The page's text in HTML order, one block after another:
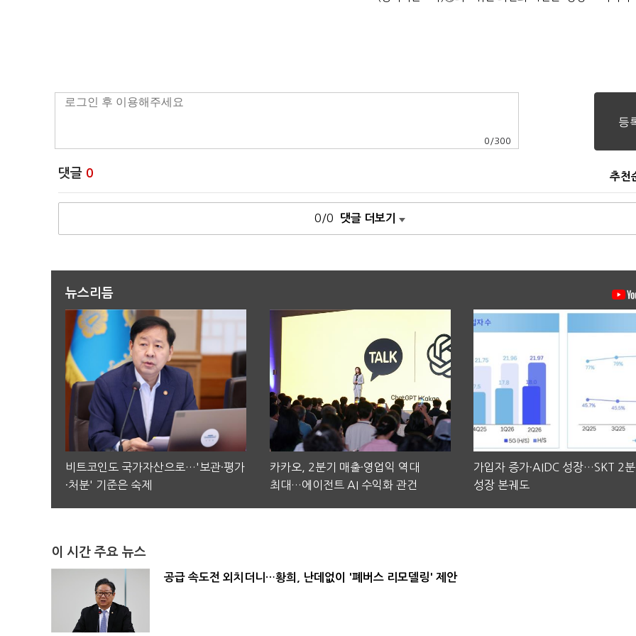
0 /300
댓글 0 추천
0/0 댓글 더보기
뉴스리듬
비트코인도 국가자산으로…'보관·평가
·처분' 기준은 숙제
카카오, 2분기 매출·영업익 역대
최대…에이전트 AI 수익화 관건
가입자 증가·AIDC 성장…SKT 2
성장 본궤도
이 시간 주요 뉴스
공급 속도전 외치더니…황희, 난데없이 '폐버스 리모델링' 제안